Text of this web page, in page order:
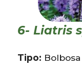
6- Liatris
Tipo: